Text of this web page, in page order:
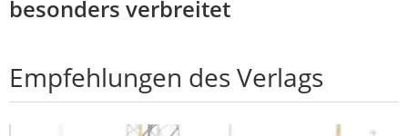
besonders verbreitet
Empfehlungen des Verlags